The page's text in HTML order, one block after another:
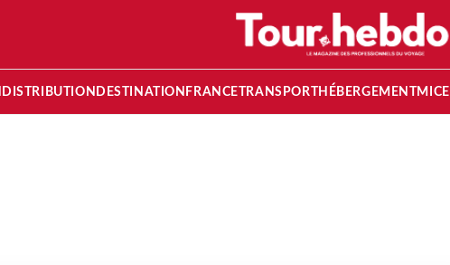
DISTRIBUTION DESTINATION FRANCETRANSPORT HÉBERGEMENTMICE